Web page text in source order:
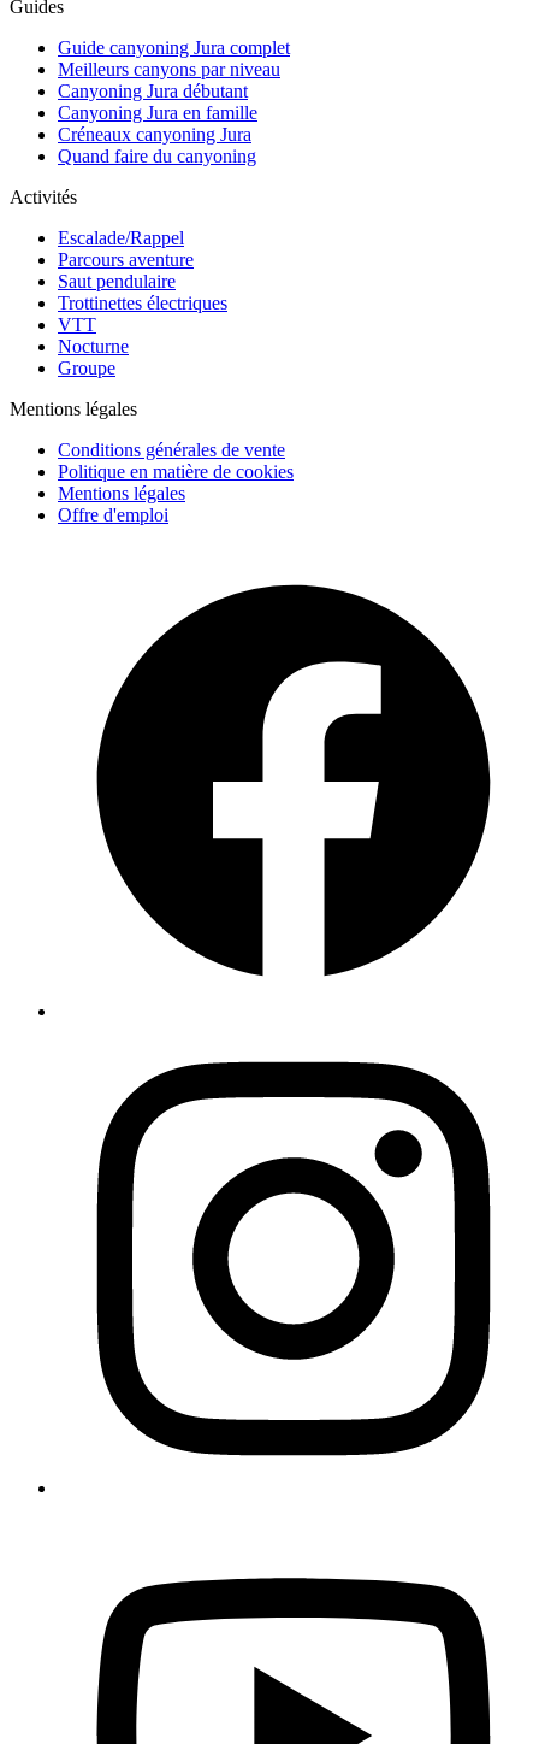
Guides
Guide canyoning Jura complet
Meilleurs canyons par niveau
Canyoning Jura débutant
Canyoning Jura en famille
Créneaux canyoning Jura
Quand faire du canyoning
Activités
Escalade/Rappel
Parcours aventure
Saut pendulaire
Trottinettes électriques
VTT
Nocturne
Groupe
Mentions légales
Conditions générales de vente
Politique en matière de cookies
Mentions légales
Offre d'emploi